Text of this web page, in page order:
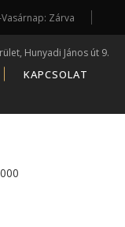
Zárva
Hunyadi János út 9.
KAPCSOLAT